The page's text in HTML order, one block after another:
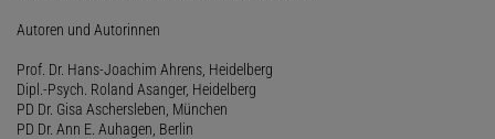
Autoren und Autorinnen
Prof. Dr. Hans-Joachim Ahrens, Heidelberg
Dipl.-Psych. Roland Asanger, Heidelberg
PD Dr. Gisa Aschersleben, München
PD Dr. Ann E. Auhagen, Berlin